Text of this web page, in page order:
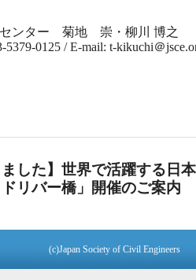
センター 菊地 崇・柳川 博之
0125 / E-mail: t-kikuchi＠
ました】世界で活躍する
リバー橋」開催のご案内
(c)Japan Society of Civil Engineers